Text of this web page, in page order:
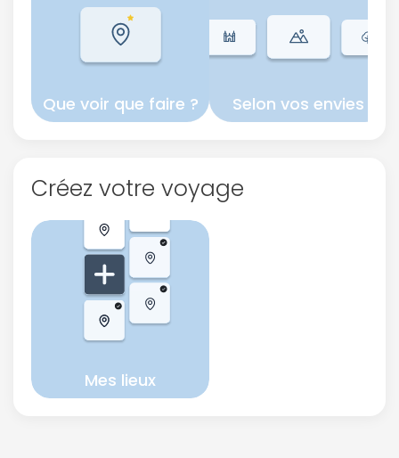
Que voir que faire ? Selon vos envies
Créez votre voyage
Mes lieux